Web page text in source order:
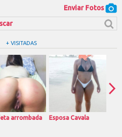
Enviar Fotos
+ VISITADAS
arrombada Esposa Cavala